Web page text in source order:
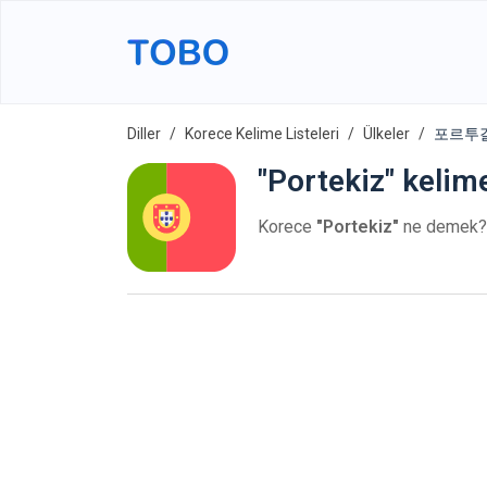
Diller Korece Kelime Listeleri Ülkeler 포르투
"Portekiz"
Korece "Portekiz" ne